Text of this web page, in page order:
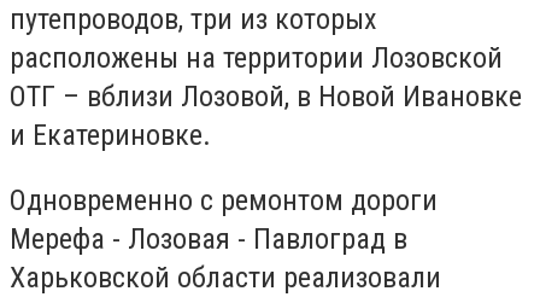
путепроводов, три из которых
расположены на территории Лозовской
ОТГ – вблизи Лозовой, в Новой Ивановке
и Екатериновке.
Одновременно с ремонтом дороги
Мерефа - Лозовая - Павлоград в
Харьковской области реализовали